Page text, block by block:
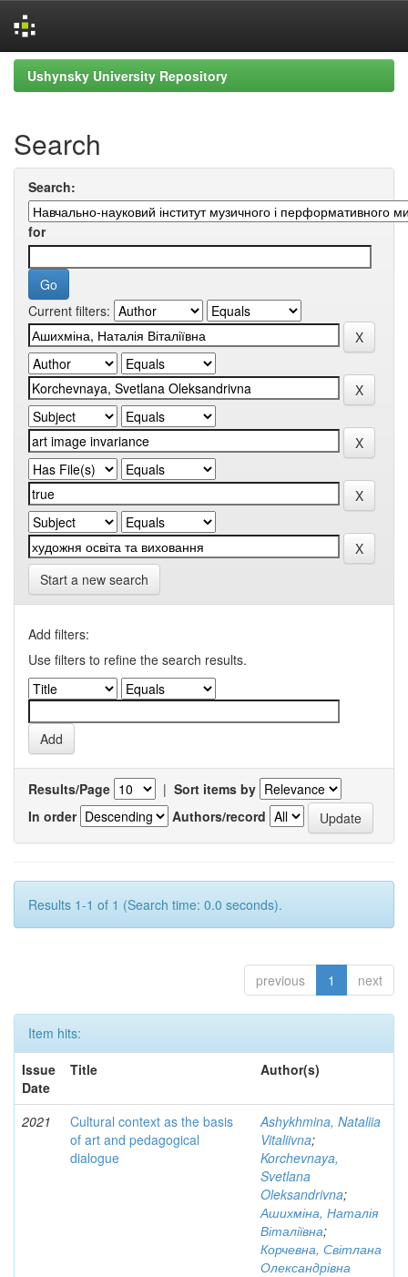
Skip
navigation
Ushynsky University Repository
Search
Search:
for
Current filters:
Start a new search
Add filters:
Use filters to refine the search results.
Results/Page | Sort items by
In order
Authors/record
Results 1-1 of 1 (Search time: 0.0 seconds).
previous 1 next
Item hits:
Issue
Date
Title Author(s)
2021
Cultural context as the basis
of art and pedagogical
dialogue
Ashykhmina, Nataliia
Vitaliivna;
Korchevnaya,
Svetlana
Oleksandrivna;
Ашихміна, Наталія
Віталіївна;
Корчевна, Світлана
Олександрівна